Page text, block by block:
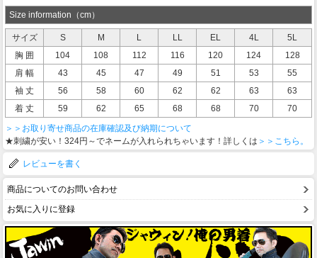
Size information（cm）
サイズ S M L LL EL 4L
5L
胸 囲
104 108 112 116 120 124
128
肩 幅
43 45 47 49 51 53
55
袖 丈
56 58 60 62 62 63
63
着 丈
59 62 65 68 68 70
70
＞＞お取り寄せ商品の在庫確認及び納期について
★刺繍が安い！324円～でネームが入れられちゃいます！詳しくは ＞＞こちら。
レビューを書く
商品についてのお問い合わせ
お気に入りに登録